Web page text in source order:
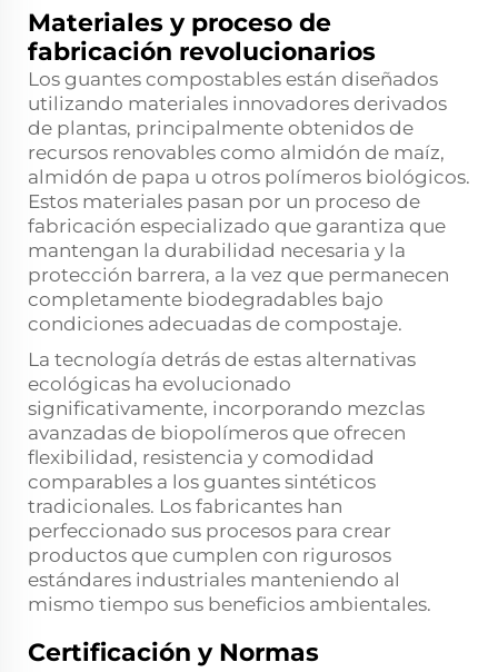
Materiales y proceso de
fabricación revolucionarios
Los guantes compostables están diseñados
utilizando materiales innovadores derivados
de plantas, principalmente obtenidos de
recursos renovables como almidón de maíz,
almidón de papa u otros polímeros biológicos.
Estos materiales pasan por un proceso de
fabricación especializado que garantiza que
mantengan la durabilidad necesaria y la
protección barrera, a la vez que permanecen
completamente biodegradables bajo
condiciones adecuadas de compostaje.
La tecnología detrás de estas alternativas
ecológicas ha evolucionado
significativamente, incorporando mezclas
avanzadas de biopolímeros que ofrecen
flexibilidad, resistencia y comodidad
comparables a los guantes sintéticos
tradicionales. Los fabricantes han
perfeccionado sus procesos para crear
productos que cumplen con rigurosos
estándares industriales manteniendo al
mismo tiempo sus beneficios ambientales.
Certificación y Normas